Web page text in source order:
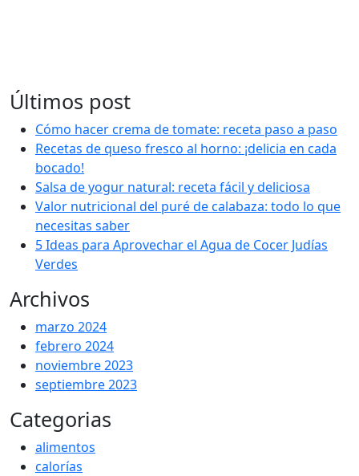
Últimos post
Cómo hacer crema de tomate: receta paso a paso
Recetas de queso fresco al horno: ¡delicia en cada
bocado!
Salsa de yogur natural: receta fácil y deliciosa
Valor nutricional del puré de calabaza: todo lo que
necesitas saber
5 Ideas para Aprovechar el Agua de Cocer Judías
Verdes
Archivos
marzo 2024
febrero 2024
noviembre 2023
septiembre 2023
Categorias
alimentos
calorías